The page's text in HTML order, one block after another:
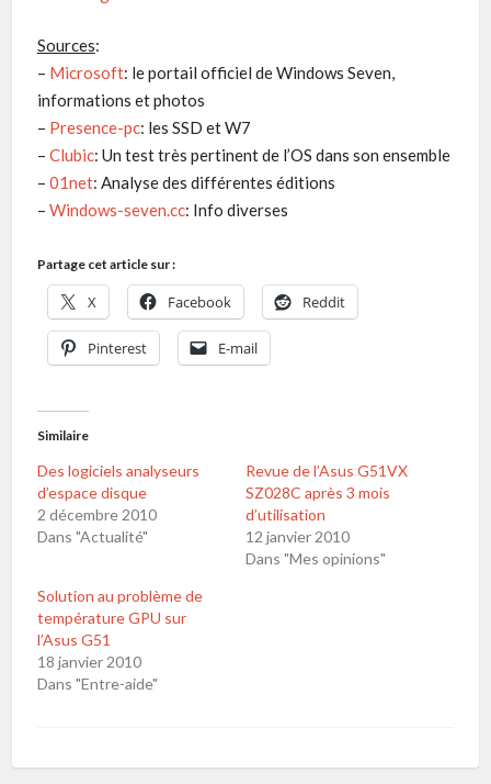
Sources:
– Microsoft: le portail officiel de Windows Seven,
informations et photos
– Presence-pc: les SSD et W7
– Clubic: Un test très pertinent de l’OS dans son ensemble
– 01net: Analyse des différentes éditions
– Windows-seven.cc: Info diverses
Partage cet article sur :
X Facebook Reddit
Pinterest E-mail
Similaire
Des logiciels analyseurs
d’espace disque
2 décembre 2010
Dans "Actualité"
Revue de l’Asus G51VX
SZ028C après 3 mois
d’utilisation
12 janvier 2010
Dans "Mes opinions"
Solution au problème de
température GPU sur
l’Asus G51
18 janvier 2010
Dans "Entre-aide"